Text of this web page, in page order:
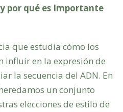
por qué es Importante
que estudia cómo los
influir en la expresión de
la secuencia del ADN. En
un conjunto
elecciones de estilo de